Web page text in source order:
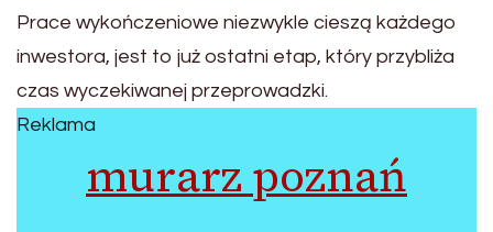
Prace wykończeniowe niezwykle cieszą każdego
inwestora, jest to już ostatni etap, który przybliża
czas wyczekiwanej przeprowadzki.
Reklama
murarz poznań